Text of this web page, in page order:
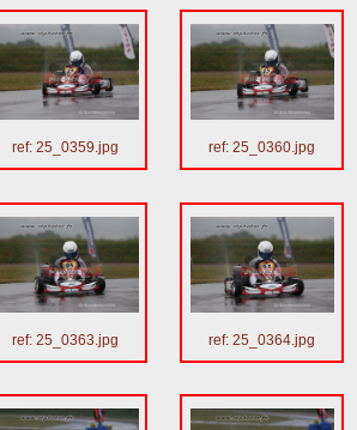
ref: 25_0359.jpg ref: 25_0360.jpg
ref: 25_0363.jpg ref: 25_0364.jpg